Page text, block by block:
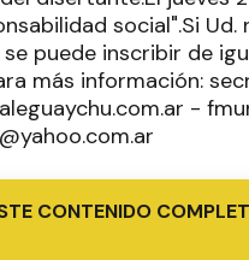
social".Si
puede inscribir de
más información:
-
CONTENIDO